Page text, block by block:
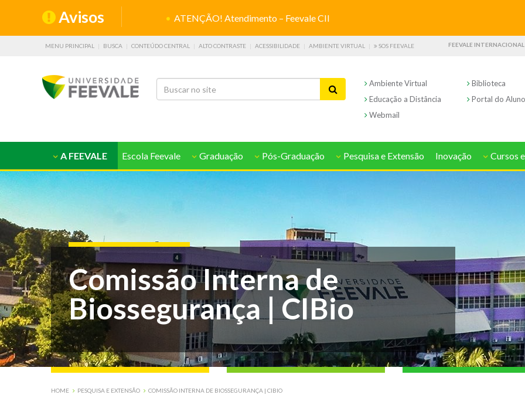
Avisos ATENÇÃO! Atendimento – Feevale CII
MENU PRINCIPAL BUSCA CONTEÚDO CENTRAL ALTO CONTRASTE ACESSIBILIDADE AMBIENTE VIRTUAL SOS FEEVALE FEEVALE INTERNACIONAL
Ambiente Virtual
Biblioteca
Educação a Distância
Portal do Aluno
Webmail
A FEEVALE Escola Feevale Graduação Pós-Graduação Pesquisa e Extensão Inovação Cursos
Comissão Interna de
Biossegurança | CIBio
HOME PESQUISA E EXTENSÃO COMISSÃO INTERNA DE BIOSSEGURANÇA | CIBIO